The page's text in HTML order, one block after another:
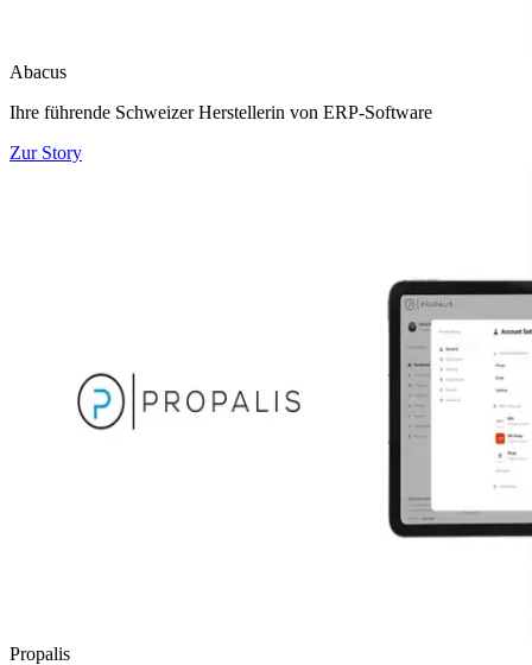
Abacus
Ihre führende Schweizer Herstellerin von ERP-Software
Zur Story
Propalis